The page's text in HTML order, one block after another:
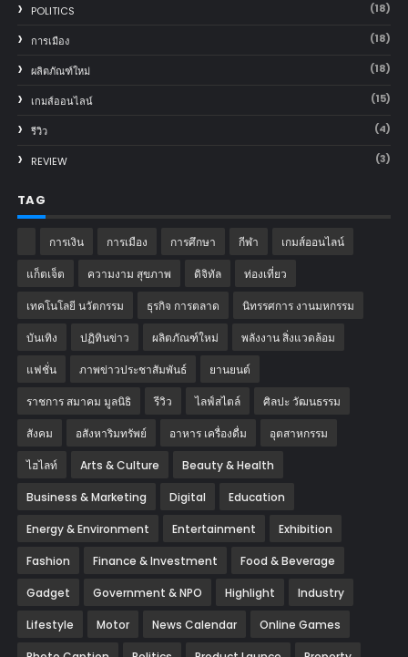
POLITICS (18)
การเมือง (18)
ผลิตภัณฑ์ใหม่ (18)
เกมส์ออนไลน์ (15)
รีวิว (4)
REVIEW (3)
TAG
การเงิน การเมือง การศึกษา กีฬา เกมส์ออนไลน์
แก็ตเจ็ต ความงาม สุขภาพ ดิจิทัล ท่องเที่ยว
เทคโนโลยี นวัตกรรม ธุรกิจ การตลาด นิทรรศการ งานมหกรรม
บันเทิง ปฏิทินข่าว ผลิตภัณฑ์ใหม่ พลังงาน สิ่งแวดล้อม
แฟชั่น ภาพข่าวประชาสัมพันธ์ ‎ยานยนต์‎
ราชการ สมาคม มูลนิธิ รีวิว ไลฟ์สไตล์ ศิลปะ วัฒนธรรม
สังคม อสังหาริมทรัพย์ อาหาร เครื่องดื่ม อุตสาหกรรม
ไฮไลท์ Arts & Culture Beauty & Health
Business & Marketing Digital Education
Energy & Environment Entertainment Exhibition
Fashion Finance & Investment Food & Beverage
Gadget Government & NPO Highlight Industry
Lifestyle Motor News Calendar Online Games